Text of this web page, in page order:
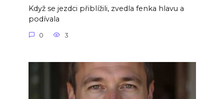
Když se jezdci přiblížili, zvedla fenka hlavu a
podívala
0 3